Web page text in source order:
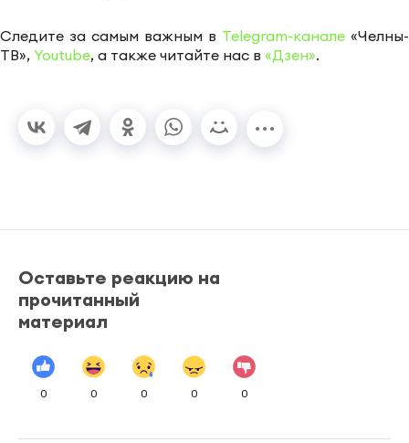
Следите за самым важным в Telegram-канале «Челны-
ТВ», Youtube, а также читайте нас в «Дзен».
Оставьте реакцию на
прочитанный
материал
0 0 0 0 0